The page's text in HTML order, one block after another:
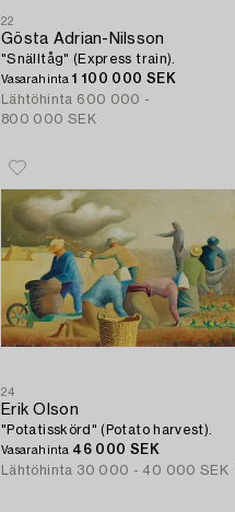
22
Gösta Adrian-Nilsson
"Snälltåg" (Express train).
Vasarahinta1 100 000 SEK
Lähtöhinta 600 000 -
800 000 SEK
24
Erik Olson
"Potatisskörd" (Potato harvest).
Vasarahinta 46 000 SEK
Lähtöhinta 30 000 - 40 000 SEK